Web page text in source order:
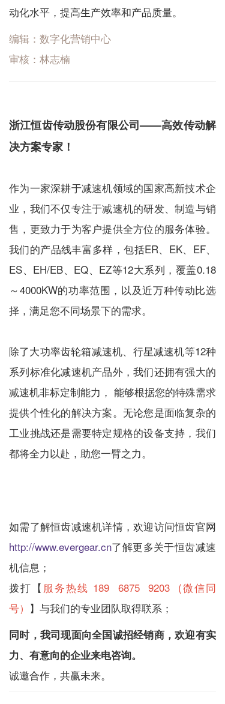
动化水平，提高生产效率和产品质量。
编辑：数字化营销中心
审核：林志楠
浙江恒齿传动股份有限公司——高效传动解
决方案专家！
作为一家深耕于减速机领域的国家高新技术企
业，我们不仅专注于减速机的研发、制造与销
售，更致力于为客户提供全方位的服务体验。
我们的产品线丰富多样，包括ER、EK、EF、
ES、EH/EB、EQ、EZ等12大系列，覆盖0.18
～4000KW的功率范围，以及近万种传动比选
择，满足您不同场景下的需求。
除了大功率齿轮箱减速机、 行星减速机等12种
系列标准化减速机产品外，我们还拥有强大的
减速机非标定制能力， 能够根据您的特殊需求
提供个性化的解决方案。无论您是面临复杂的
工业挑战还是需要特定规格的设备支持，我们
都将全力以赴，助您一臂之力。
如需了解恒齿减速机详情，欢迎访问恒齿官网
http://www.evergear.cn了解更多关于恒齿减速
机信息；
拨打【 服务热线 189 6875 9203 (微信同
号） 】与我们的专业团队取得联系；
同时，我司现面向全国诚招经销商，欢迎有实
力、有意向的企业来电咨询。
诚邀合作，共赢未来。